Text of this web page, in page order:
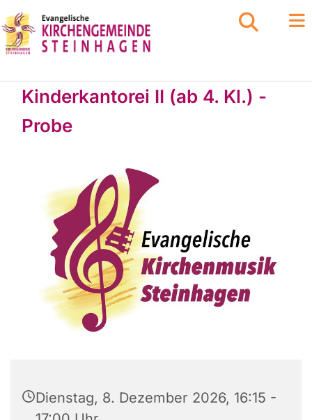
Kinderkantorei II (ab 4. Kl.) -
Probe
Dienstag, 8. Dezember 2026, 16:15 -